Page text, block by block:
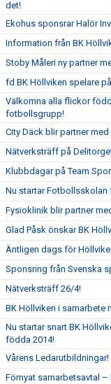
det!
Ekohus sponsrar Halör
Information från BK
Stoby Måleri ny partner
fd BK Höllviken spelare
Välkomna alla flickor
fotbollsgrupp!
City Däck blir partner med
Nätverksträff på
Klubbdagar på Team
Nu startar Fotbollsskolan
Fysioklinik blir partner
Glad Påsk önskar BK
Äntligen dags för
Sponsring från Svenska
Nätverksträff 26/4!
BK Höllviken i samarbete
Nu startar snart BK
födda 2014!
Vårens Ledarutbildningar!
Förnyat samarbetsavtal –